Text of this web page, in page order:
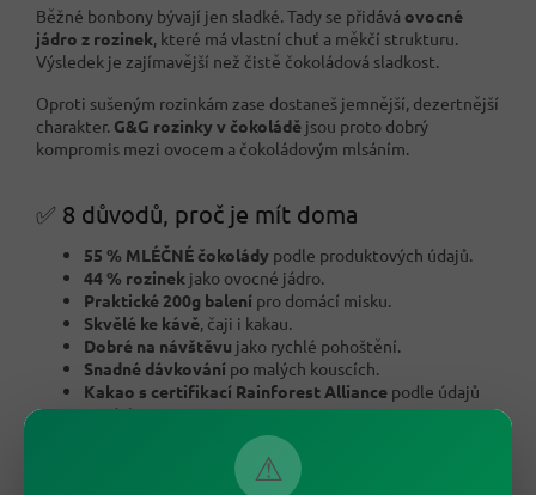
⚠
Běžné bonbony bývají jen sladké. Tady se přidává ovocné
jádro z rozinek , které má vlastní chuť a měkčí strukturu.
Výsledek je zajímavější než čistě čokoládová sladkost.
Oproti sušeným rozinkám zase dostaneš jemnější, dezertnější
charakter. G&G rozinky v čokoládě jsou proto dobrý
kompromis mezi ovocem a čokoládovým mlsáním.
✅ 8 důvodů, proč je mít doma
55 % MLÉČNÉ čokolády podle produktových údajů.
44 % rozinek jako ovocné jádro.
Praktické 200g balení pro domácí misku.
Skvělé ke kávě, čaji i kakau.
Dobré na návštěvu jako rychlé pohoštění.
Snadné dávkování po malých kouscích.
Kakao s certifikací Rainforest Alliance podle údajů
produktu.
z německého sortimentu EDEKA.